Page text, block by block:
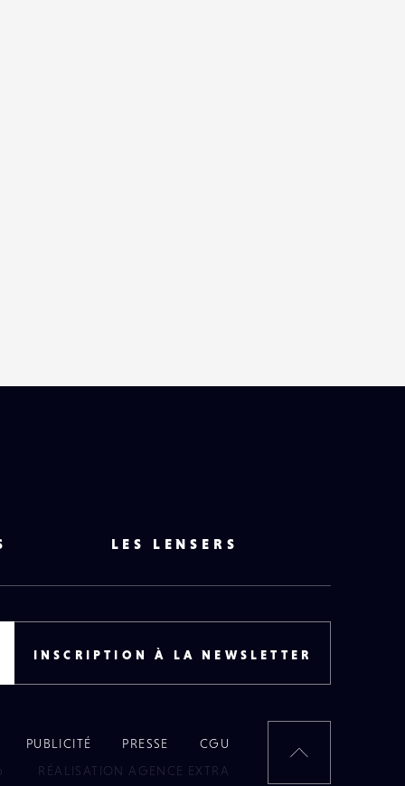
LES LENSERS
INSCRIPTION À LA NEWSLETTER
PUBLICITÉ PRESSE
CGU
RÉALISATION AGENCE EXTRA